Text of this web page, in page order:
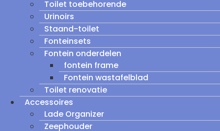
Toilet toebehorende
Urinoirs
Staand-toilet
Fonteinsets
Fontein onderdelen
fontein frame
Fontein wastafelblad
Toilet renovatie
Accessoires
Lade Organizer
Zeephouder